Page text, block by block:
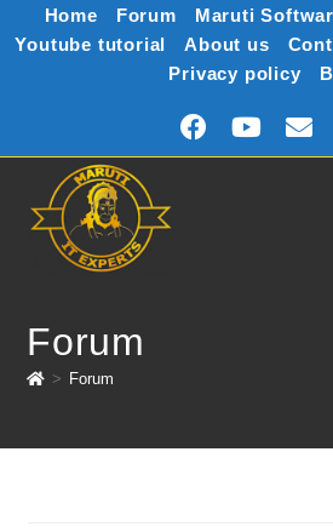
Home Forum Maruti
Youtube tutorial
About us
Privacy policy
Forum
> Forum